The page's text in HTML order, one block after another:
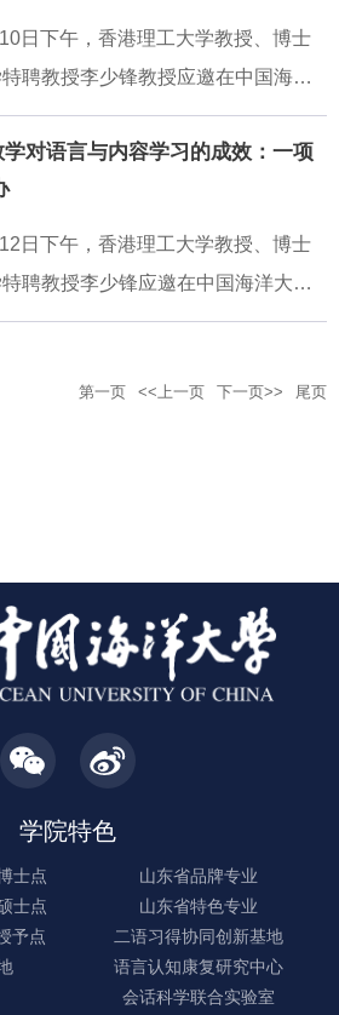
交流。中国海洋大学外国语学院翻
议，并在主旨发言和分论坛报告中
间，中国海洋大学外国语学院教
心主任任东升作主旨发言。任东升
国”的战略转向，但相关表述仍有进一
将“翻译国家”作为“翻译中国”的上位
日下午，香港理工大学教授、博士
聘教授李少锋教授应邀在中国海洋
题为“任务型语言教学的实施路径与成
and Effectiveness of Task-Based L
术讲座。本次讲座由杨连瑞教授主
关专业师生40余人参加了讲座，现
足任务型语言教学的理论原则与实
锋教授阐释了任务型语言教学的基本
仍需深入回答三个相互关联的问
嵌入具体教育情境、其实施是否符
二语发展的效果如何得到可靠验
学的实施过程
对语言与内容学习的成效：一项
日下午，香港理工大学教授、博士
聘教授李少锋应邀在中国海洋大学
“全英文教学对语言与内容学习的成
Content Learning: A MetaAnalysi
调节因素，从而超越个别研究之间
是他“研究方法系列讲座”的延续。早
他就曾详细讲解过元分析的操作流程
正是该方法的实际应用范例。李教
授学科内容，近年来在全球迅速普
假设包
第一页 <<上一页 下一页>> 尾页
学院特色
士点
山东省品牌专业
士点
山东省特色专业
予点
二语习得协同创新基地
语言认知康复研究中心
会话科学联合实验室